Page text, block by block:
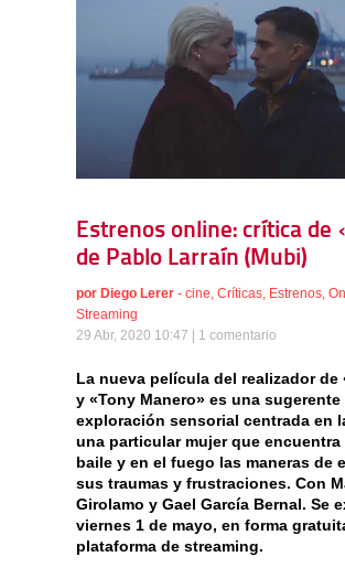
Estrenos online: crítica de
de Pablo Larraín (Mubi)
por Diego Lerer - cine Críticas Estrenos
Streaming
29 Abr, 2020 10:47 | 1 comentario
La nueva película del realizador de
y «Tony Manero» es una
exploración sensorial centrada en
una particular mujer que encuentra
baile y en el fuego las maneras de
sus traumas y frustraciones. Con
Girolamo y Gael García Bernal. Se
viernes 1 de mayo, en forma
plataforma de streaming.